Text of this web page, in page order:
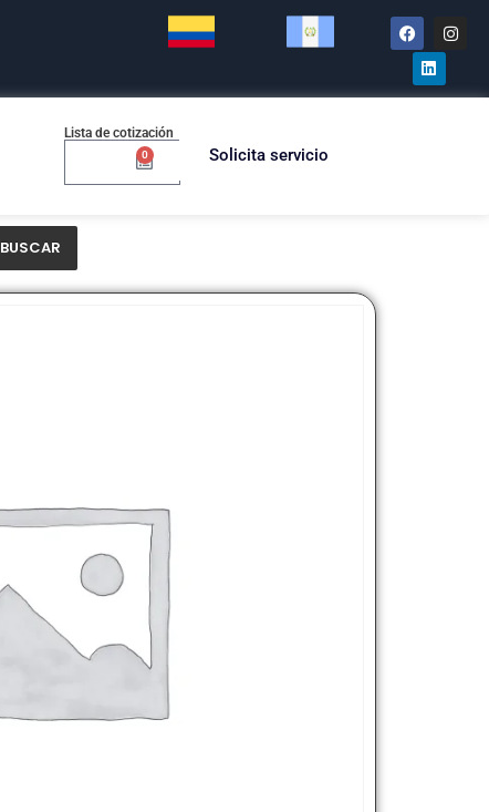
Lista de cotización
0 Solicita servicio
BUSCAR